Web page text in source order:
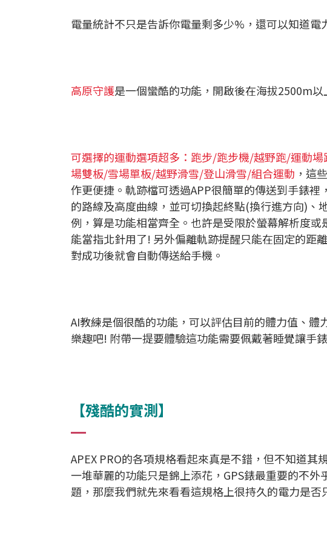
電量統計不只是告訴你電量剩多少%，還可以知道電
高原守護是一個蠻酷的功能，開啟後在海拔2500m以
可選擇的運動選項超多：跑步/跑步機/越野跑/運動
場雙板/雪場單板/越野滑雪/登山滑雪/組合運動 ，這
作更便捷。軌跡檔可透過APP很簡單的傳送到手錶
的路線及高度曲線，並可切換起終點(換行進方向)
例，算是功能相當齊全。也許是受限於螢幕解析度
能當指北針用了! 另外偏離軌跡提醒只能在固定的距
對成功後就會自動傳送給手機。
AI教練是個很酷的功能，可以評估目前的體力值、
樂趣吧! 附帶一提要體驗這功能需要佩戴著睡覺讓手
【殘酷的實測】
APEX PRO的各項規格看起來真是不錯，但不知道
一堆華麗的功能只是錦上添花，GPS錶最重要的不外
題，那麼我們就先來看看這規格上很持久的電力是否